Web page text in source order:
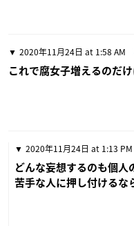
2020年11月24日 at 1:58 AM
これで腐女子増えるのだ
2020年11月24日 at 1:13 PM
どんな妄想するのも個人
苦手な人に押し付けるな